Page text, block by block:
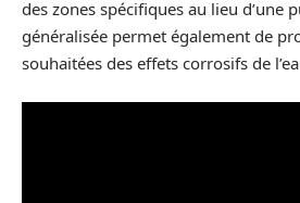
des zones spécifiques au lieu d’une
généralisée permet également de
souhaitées des effets corrosifs de